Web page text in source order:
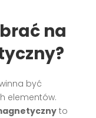
na
być
elementów.
to